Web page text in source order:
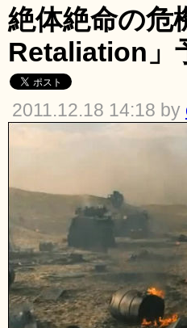
絶体絶命の危
Retaliation」
2011.12.18 14:18 by